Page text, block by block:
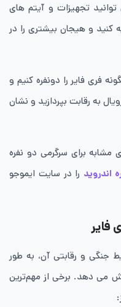
تجهیزات و آیتم های
کنید و هیجان بیشتری را در
فری فایر را دونفره کنیم و
به رقابت بپردازید و نشان
مشابه برای سرگرمی دو نفره
اندروید را در سایت ایموجو
فایر
جنگی و رقابتی آن، به طور
می دهد. برخی از مهم‌ترین